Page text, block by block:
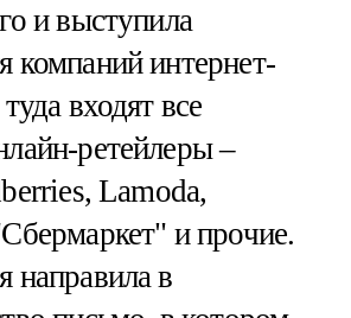
и выступила
компаний интернет-
входят все
ретейлеры –
Lamoda,
и прочие.
направила в